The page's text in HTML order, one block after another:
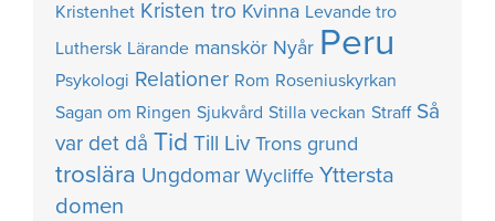
Kristenhet Kristen tro Kvinna Levande tro
Luthersk Lärande manskör Nyår Peru
Psykologi Relationer Rom Roseniuskyrkan
Sagan om Ringen Sjukvård Stilla veckan Straff Så
var det då Tid Till Liv Trons grund
troslära Ungdomar Wycliffe Yttersta
domen